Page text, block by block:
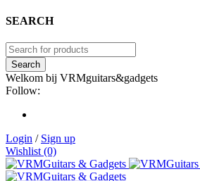
SEARCH
Welkom bij VRMguitars&gadgets
Follow:
Login / Sign up
Wishlist (0)